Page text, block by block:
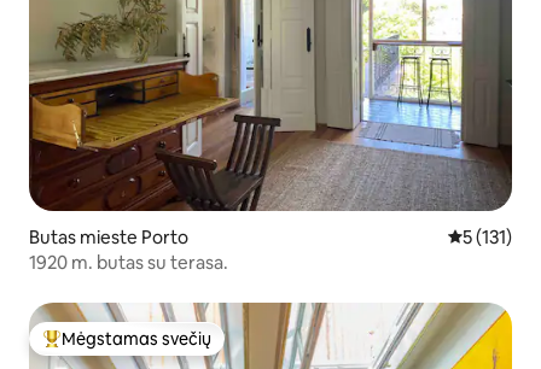
Butas mieste Porto Vidutinis
5 (131)
1920 m. butas su terasa.
Svečių mėgstamiausias
Mėgstamas svečių